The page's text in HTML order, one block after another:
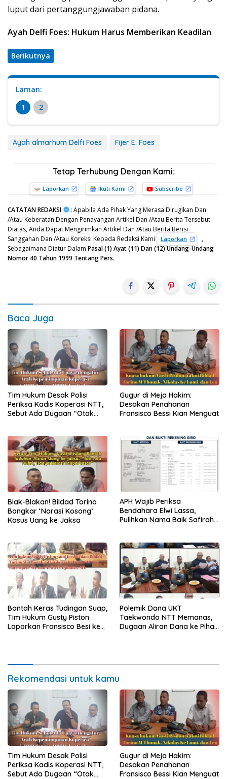
luput dari pertanggungjawaban pidana.
Ayah Delfi Foes: Hukum Harus Memberikan Keadilan
Berikutnya
Laman:
1
2
Ayah almarhum Delfi Foes Fijer E. Foes
Tetap Terhubung Dengan Kami:
Laporkan Ikuti Kami Subscribe
CATATAN REDAKSI : Apabila Ada Pihak Yang Merasa Dirugikan Dan
/Atau Keberatan Dengan Penayangan Artikel Dan /Atau Berita Tersebut
Diatas, Anda Dapat Mengirimkan Artikel Dan /Atau Berita Berisi
Sanggahan Dan /Atau Koreksi Kepada Redaksi Kami
Laporkan
,
Sebagaimana Diatur Dalam Pasal (1) Ayat (11) Dan (12) Undang-Undang
Nomor 40 Tahun 1999 Tentang Pers.
Baca Juga
Tim Hukum Desak Polisi
Periksa Kadis Koperasi NTT,
Sebut Ada Dugaan “Otak
Gugur di Meja Hakim:
Desakan Penahanan
Fransisco Bessi Kian Menguat
Blak-Blakan! Bildad Torino
Bongkar ‘Narasi Kosong’
Kasus Uang ke Jaksa
APH Wajib Periksa
Bendahara Elwi Lassa,
Pulihkan Nama Baik Safirah
Bantah Keras Tudingan Suap,
Tim Hukum Gusty Piston
Laporkan Fransisco Besi ke
Polemik Dana UKT
Taekwondo NTT Memanas,
Dugaan Aliran Dana ke Pihak
Rekomendasi untuk kamu
Tim Hukum Desak Polisi
Periksa Kadis Koperasi NTT,
Sebut Ada Dugaan “Otak
Gugur di Meja Hakim:
Desakan Penahanan
Fransisco Bessi Kian Menguat